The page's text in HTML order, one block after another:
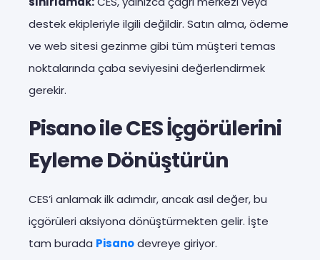
destek ekipleriyle ilgili değildir. Satın alma, ödeme
ve web sitesi gezinme gibi tüm müşteri temas
noktalarında çaba seviyesini değerlendirmek
gerekir.
Pisano ile CES İçgörülerini
Eyleme Dönüştürün
CES’i anlamak ilk adımdır, ancak asıl değer, bu
içgörüleri aksiyona dönüştürmekten gelir. İşte
tam burada Pisanodevreye giriyor.